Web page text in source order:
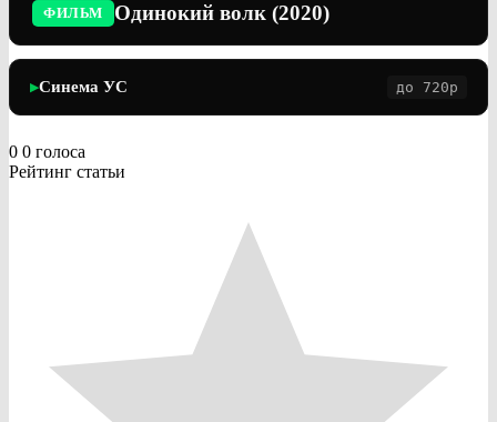
ФИЛЬМ Одинокий волк (2020)
▶Синема УС до 720p
0 0 голоса
Рейтинг статьи